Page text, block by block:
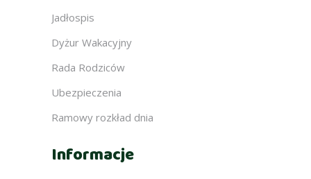
Jadłospis
Dyżur Wakacyjny
Rada Rodziców
Ubezpieczenia
Ramowy rozkład dnia
Informacje